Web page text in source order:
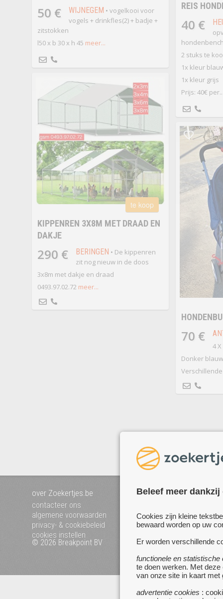
Beleef meer
Cookies zijn kleine
bewaard worden op uw
Er worden verschillende
functionele en statistische
te doen werken. Met
van onze site in kaart met
advertentie cookies :
50 € WIJNEGEM • vogelkooi voor
vogels + drinkfles(2) + badje +
zitstokken
l50 x b 30 x h 45 meer...
REIS
40 €
2 stuks te
1x kleur
1x kleur grijs
Prijs: 40€
te koop
KIPPENREN 3X8M MET DRAAD EN
DAKJE
290 € BERINGEN • De kippenren
zit nog nieuw in de doos
3x8m met dakje en draad
0493.97.02.72 meer...
70 €
4
Donker blauw
over Zoekertjes.be
contacteer ons
algemene voorwaarden
privacy- & cookiebeleid
cookies instellen
voeg uw zoekertje toe
© 2026 Breakpoint BV
Bezoek ook eens onze
www.startpagina.be
www.koken.be